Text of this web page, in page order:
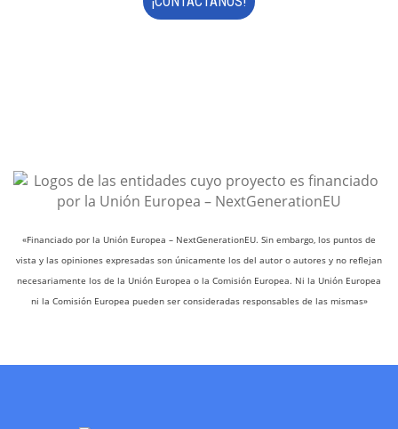
«Financiado por la Unión Europea – NextGenerationEU. Sin embargo, los puntos de
vista y las opiniones expresadas son únicamente los del autor o autores y no reflejan
necesariamente los de la Unión Europea o la Comisión Europea. Ni la Unión Europea
ni la Comisión Europea pueden ser consideradas responsables de las mismas»